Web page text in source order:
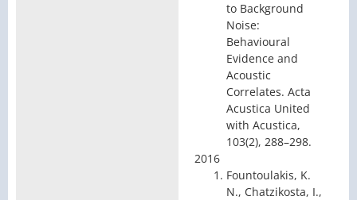
to Background
Noise:
Behavioural
Evidence and
Acoustic
Correlates. Acta
Acustica United
with Acustica,
103(2), 288–298.
2016
Fountoulakis, K.
N., Chatzikosta, I.,